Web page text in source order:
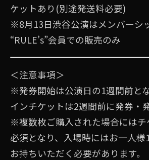
ケットあり(別途発送料必要)
※8月13日渋谷公演はメンバーシ
“RULE’s”会員での販売のみ
＜注意事項＞
※発券開始は公演日の1週間前と
インチケットは2週間前に発券・
※複数枚ご購入された場合にはチ
必須となり、入場時にはお⼀人
お持ちいただく必要があります。